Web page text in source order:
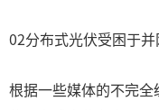
02分布式光伏受困于
根据一些媒体的不完